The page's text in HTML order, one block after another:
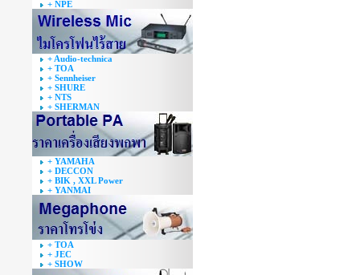
+ NPE
+ Audio-technica
+ TOA
+ Sennheiser
+ SHURE
+ NTS
+ SHERMAN
+ YAMAHA
+ DECCON
+ BIK , XXL Power
+ YANMAI
+ TOA
+ JEC
+ SHOW